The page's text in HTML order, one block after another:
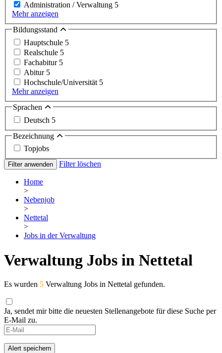
Administration / Verwaltung 5
Mehr anzeigen
Bildungsstand
Hauptschule 5
Realschule 5
Fachabitur 5
Abitur 5
Hochschule/Universität 5
Mehr anzeigen
Sprachen
Deutsch 5
Bezeichnung
Topjobs
Filter anwenden Filter löschen
Home
>
Nebenjob
>
Nettetal
>
Jobs in der Verwaltung
Verwaltung Jobs in Nettetal
Es wurden 5 Verwaltung Jobs in Nettetal gefunden.
Ja, sendet mir bitte die neuesten Stellenangebote für diese Suche per
E-Mail zu.
Alert speichern